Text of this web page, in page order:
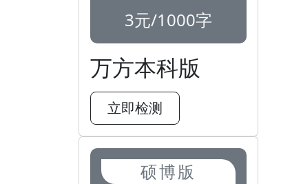
3元/1000字
万方本科版
立即检测
硕博版